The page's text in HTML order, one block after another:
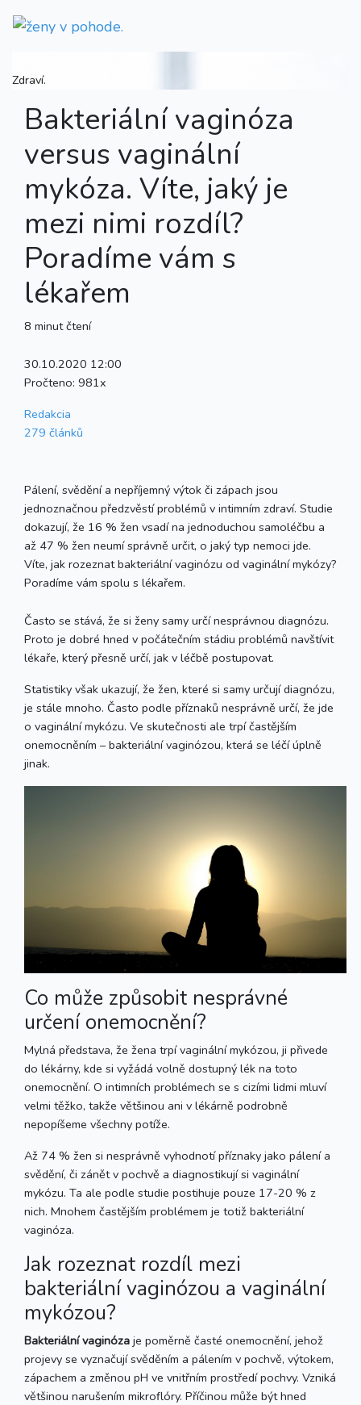
Zdraví.
Bakteriální vaginóza
versus vaginální
mykóza. Víte, jaký je
mezi nimi rozdíl?
Poradíme vám s
lékařem
8 minut čtení
30.10.2020 12:00
Pročteno: 981x
Redakcia
279 článků
Pálení, svědění a nepříjemný výtok či zápach jsou
jednoznačnou předzvěstí problémů v intimním zdraví. Studie
dokazují, že 16 % žen vsadí na jednoduchou samoléčbu a
až 47 % žen neumí správně určit, o jaký typ nemoci jde.
Víte, jak rozeznat bakteriální vaginózu od vaginální mykózy?
Poradíme vám spolu s lékařem.
Často se stává, že si ženy samy určí nesprávnou diagnózu.
Proto je dobré hned v počátečním stádiu problémů navštívit
lékaře, který přesně určí, jak v léčbě postupovat.
Statistiky však ukazují, že žen, které si samy určují diagnózu,
je stále mnoho. Často podle příznaků nesprávně určí, že jde
o vaginální mykózu. Ve skutečnosti ale trpí častějším
onemocněním – bakteriální vaginózou, která se léčí úplně
jinak.
Co může způsobit nesprávné
určení onemocnění?
Mylná představa, že žena trpí vaginální mykózou, ji přivede
do lékárny, kde si vyžádá volně dostupný lék na toto
onemocnění. O intimních problémech se s cizími lidmi mluví
velmi těžko, takže většinou ani v lékárně podrobně
nepopíšeme všechny potíže.
Až 74 % žen si nesprávně vyhodnotí příznaky jako pálení a
svědění, či zánět v pochvě a diagnostikují si vaginální
mykózu. Ta ale podle studie postihuje pouze 17-20 % z
nich. Mnohem častějším problémem je totiž bakteriální
vaginóza.
Jak rozeznat rozdíl mezi
bakteriální vaginózou a vaginální
mykózou?
Bakteriální vaginóza je poměrně časté onemocnění, jehož
projevy se vyznačují svěděním a pálením v pochvě, výtokem,
zápachem a změnou pH ve vnitřním prostředí pochvy. Vzniká
většinou narušením mikroflóry. Příčinou může být hned